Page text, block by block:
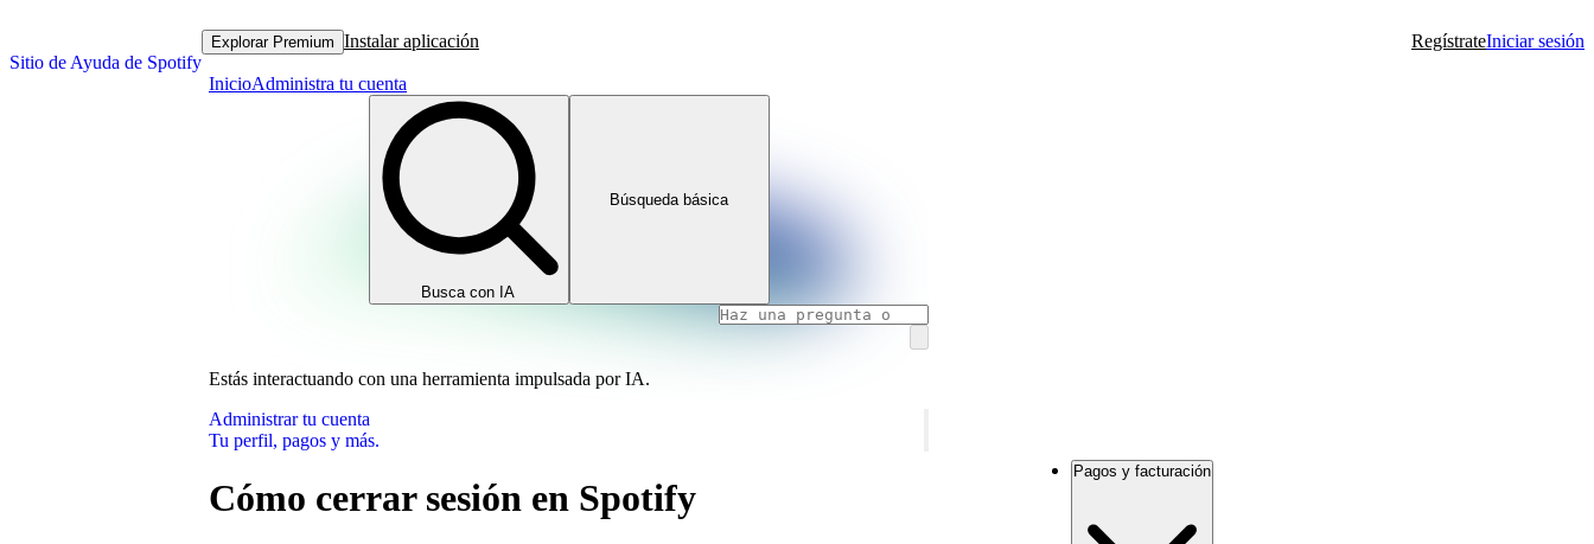
Sitio de Ayuda de Spotify
Explorar Premium Instalar aplicación RegístrateIniciar sesión
InicioAdministra tu cuenta
Busca con IA
Búsqueda básica
Estás interactuando con una herramienta impulsada por IA.
Administrar tu cuenta
Tu perfil, pagos y más.
Cómo cerrar sesión en Spotify
Pagos y facturación